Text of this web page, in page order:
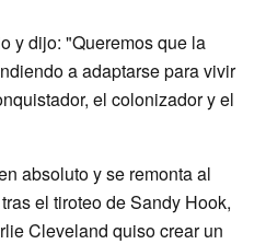
y dijo: "Queremos que la
a adaptarse para vivir
el colonizador y el
absoluto y se remonta al
el tiroteo de Sandy Hook,
Cleveland quiso crear un